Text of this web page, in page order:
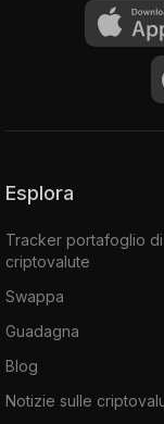
Esplora
Tracker portafoglio di
criptovalute
Swappa
Guadagna
Blog
Notizie sulle